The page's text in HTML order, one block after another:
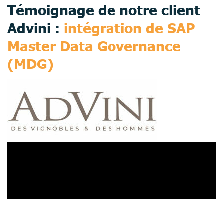
Témoignage de notre client
Advini : intégration de SAP
Master Data Governance
(MDG)